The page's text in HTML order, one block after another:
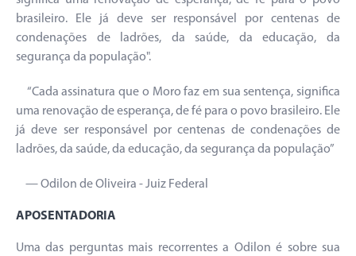
brasileiro. Ele já deve ser responsável por centenas de
condenações de ladrões, da saúde, da educação, da
segurança da população".
“Cada assinatura que o Moro faz em sua sentença, significa
uma renovação de esperança, de fé para o povo brasileiro. Ele
já deve ser responsável por centenas de condenações de
ladrões, da saúde, da educação, da segurança da população”
— Odilon de Oliveira - Juiz Federal
APOSENTADORIA
Uma das perguntas mais recorrentes a Odilon é sobre sua